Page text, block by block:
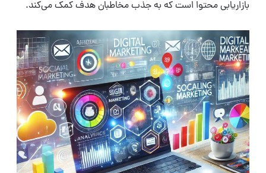
بازاریابی محتوا است که به جذب مخاطبان هدف کمک می‌کند.